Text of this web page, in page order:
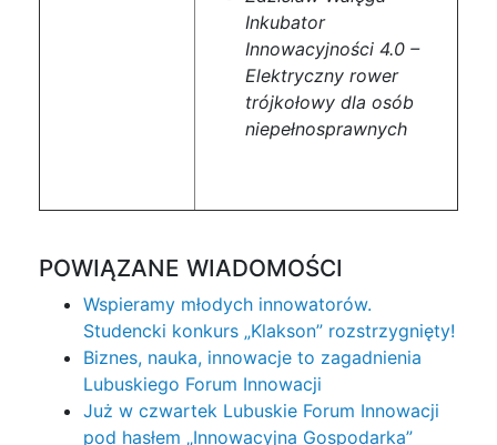
Inkubator
Innowacyjności 4.0 –
Elektryczny rower
trójkołowy dla osób
niepełnosprawnych
POWIĄZANE WIADOMOŚCI
Wspieramy młodych innowatorów.
Studencki konkurs „Klakson” rozstrzygnięty!
Biznes, nauka, innowacje to zagadnienia
Lubuskiego Forum Innowacji
Już w czwartek Lubuskie Forum Innowacji
pod hasłem „Innowacyjna Gospodarka”